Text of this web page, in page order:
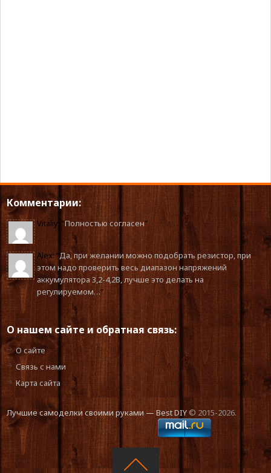
Комментарии:
Vitaliy : “Полностью согласен”
Alex: “Да, при желании можно подобрать резистор, при
этом надо проверить весь диапазон напряжений
аккумулятора 3,2-4,2В, лучше это делать на
регулируемом…”
О нашем сайте и обратная связь:
О сайте
Связь с нами
Карта сайта
Лучшие самоделки своими руками — Best DIY© 2015-2026.